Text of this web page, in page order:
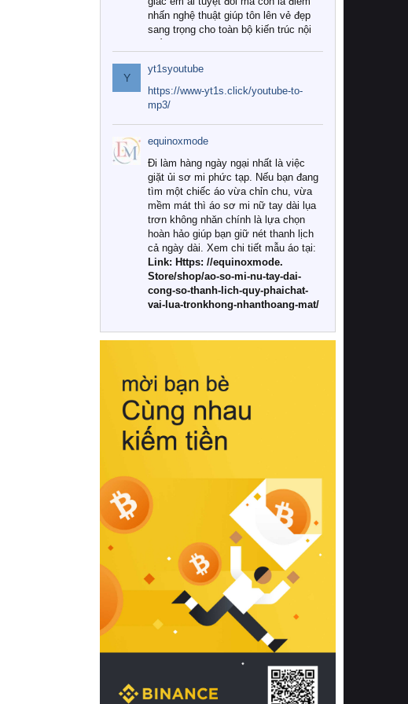
nhấn nghệ thuật giúp tôn lên vẻ đẹp
sang trọng cho toàn bộ kiến trúc nội
Tuy nhiên, giữa thị trường đa dạng
với vô vàn thương hiệu và mẫu mã
như hiện nay, làm thế nào để chọn
được những bộ chăn ga gối đệm cao
cấp thực sự chất lượng, phù hợp với
khí hậu và nhu cầu sử dụng của gia
đình? Hãy cùng chúng tôi đi tìm lời
giải đáp chi tiết qua bài viết dưới đây.
1. Tại sao các gia đình hiện đại lại ưa
chuộng chăn ga gối đệm cao cấp?
Khác với các dòng sản phẩm thông
thường, những bộ chăn ga gối đệm
cao cấp trải qua quy trình sản xuất
nghiêm ngặt từ khâu chọn lọc nguyên
liệu tự nhiên đến công nghệ dệt
nhuộm hiện đại không chứa hóa chất
này, bạn sẽ cảm nhận rõ rệt sự khác
hồi chuẩn xác của phần đệm nâng đỡ
cột sống.
Bên cạnh đó, việc lựa chọn các dòng
sản phẩm đạt chuẩn chất lượng quốc
tế còn giúp ngăn ngừa tình trạng kích
khuẩn và nấm mốc trong điều kiện
thời tiết nóng ẩm. Bạn có thể tìm hiểu
thêm các nghiên cứu khoa học về tác
động của giấc ngủ và môi trường
phòng ngủ đối với sức khỏe con
người tại Sleep Foundation (External
Link) để có cái nhìn toàn diện hơn.
2. Các tiêu chí vàng khi lựa chọn
chăn ga gối đệm cao cấp cho phòng
ngủ
Để sở hữu một bộ chăn ga gối đệm
cao cấp hoàn hảo cả về thẩm mỹ lẫn
công năng, người tiêu dùng cần cân
nhắc kỹ lưỡng các tiêu chí quan trọng
Y
yt1syoutube
https://www-yt1s.click/youtube-to-
mp3/
equinoxmode
Đi làm hàng ngày ngại nhất là việc
giặt ủi sơ mi phức tạp. Nếu bạn đang
tìm một chiếc áo vừa chỉn chu, vừa
mềm mát thì áo sơ mi nữ tay dài lụa
trơn không nhăn chính là lựa chọn
hoàn hảo giúp bạn giữ nét thanh lịch
cả ngày dài. Xem chi tiết mẫu áo tại:
Link: Https: //equinoxmode.
Store/shop/ao-so-mi-nu-tay-dai-
cong-so-thanh-lich-quy-phaichat-
vai-lua-tronkhong-nhanthoang-mat/